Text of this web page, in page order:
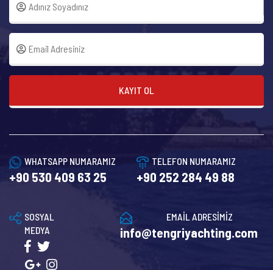
KAYIT OL
WHATSAPP NUMARAMIZ
+90 530 409 63 25
TELEFON NUMARAMIZ
+90 252 284 49 88
EMAİL ADRESİMİZ
info@tengriyachting.com
SOSYAL
MEDYA